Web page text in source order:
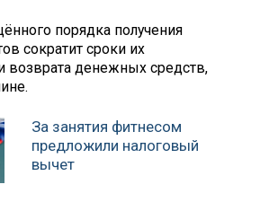
порядка получения
сократит сроки их
возврата денежных средств,
За занятия фитнесом
предложили налоговый
вычет